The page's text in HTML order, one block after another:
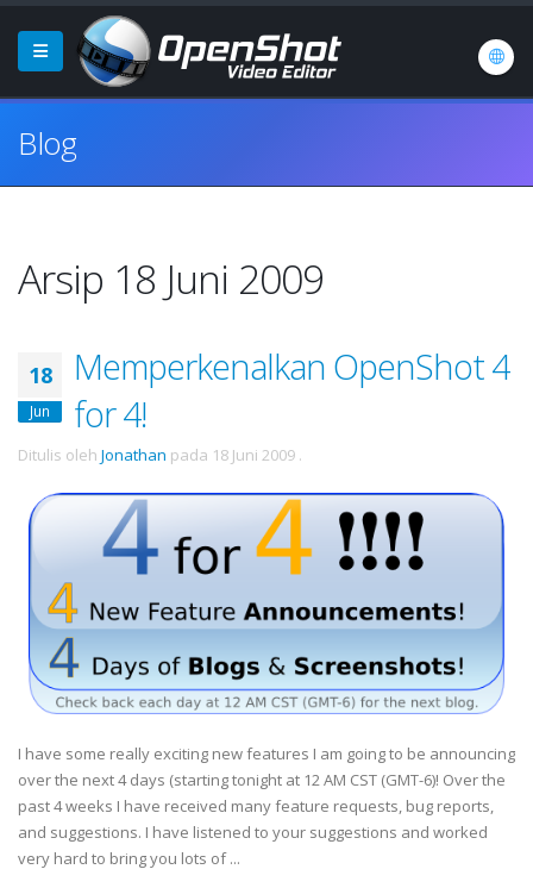
Blog
Arsip 18 Juni 2009
18
Jun
Memperkenalkan OpenShot 4
for 4!
Ditulis oleh Jonathan pada 18 Juni 2009 .
I have some really exciting new features I am going to be announcing
over the next 4 days (starting tonight at 12 AM CST (GMT-6)! Over the
past 4 weeks I have received many feature requests, bug reports,
and suggestions. I have listened to your suggestions and worked
very hard to bring you lots of ...